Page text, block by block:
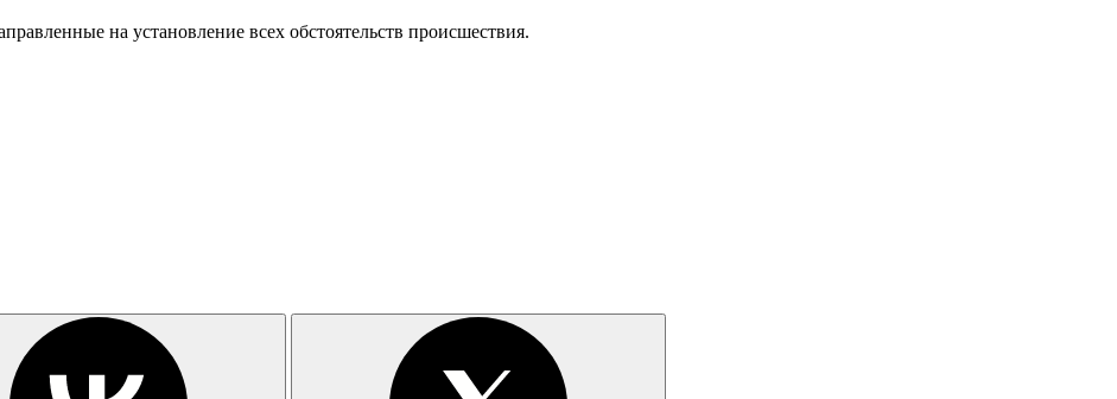
на установление всех обстоятельств происшествия.